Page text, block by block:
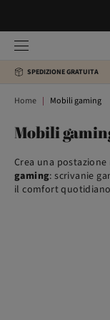
SPEDIZIONE GRATUITA
Home Mobili gaming
Mobili
Crea una
gaming: scrivanie
il comfort